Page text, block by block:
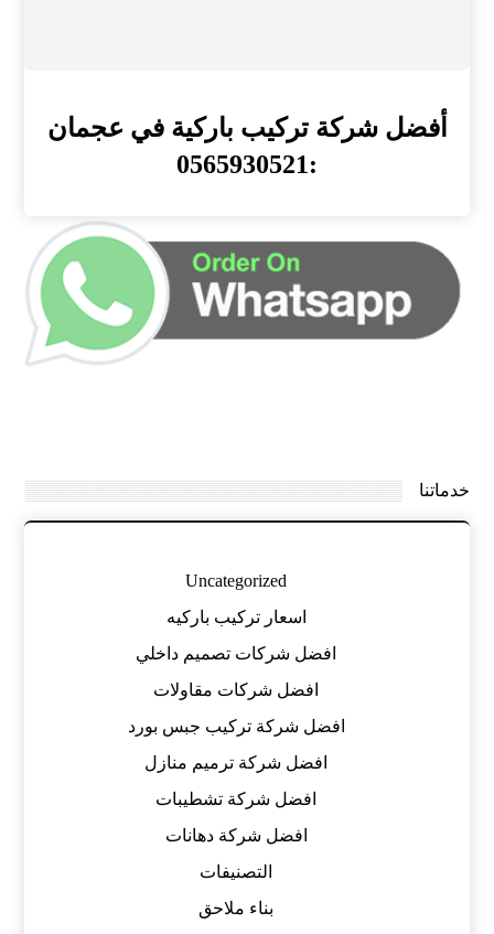
أفضل شركة تركيب باركية في عجمان
:0565930521
خدماتنا
Uncategorized
اسعار تركيب باركيه
افضل شركات تصميم داخلي
افضل شركات مقاولات
افضل شركة تركيب جبس بورد
افضل شركة ترميم منازل
افضل شركة تشطيبات
افضل شركة دهانات
التصنيفات
بناء ملاحق